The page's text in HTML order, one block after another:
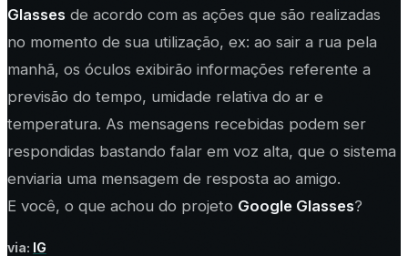
Glasses de acordo com as ações que são realizadas
no momento de sua utilização, ex: ao sair a rua pela
manhã, os óculos exibirão informações referente a
previsão do tempo, umidade relativa do ar e
temperatura. As mensagens recebidas podem ser
respondidas bastando falar em voz alta, que o sistema
enviaria uma mensagem de resposta ao amigo.
E você, o que achou do projeto Google Glasses?
via: IG